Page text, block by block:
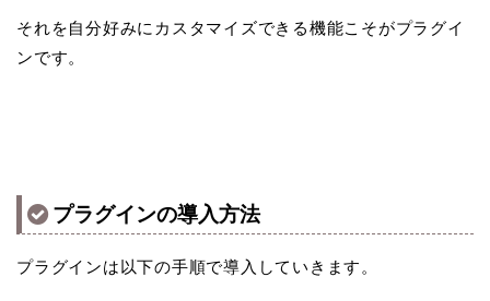
それを自分好みにカスタマイズできる機能こそがプラグイ
ンです。
プラグインの導入方法
プラグインは以下の手順で導入していきます。